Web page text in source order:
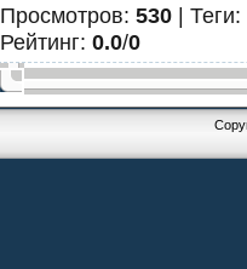
Просмотров: 530 | Теги:
Рейтинг: 0.0/0